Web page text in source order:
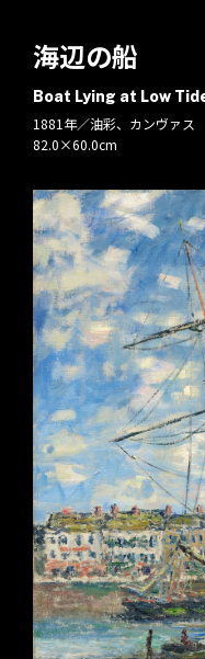
海辺の船
Boat Lying at Low
1881年／油彩、カンヴァス
82.0×60.0cm